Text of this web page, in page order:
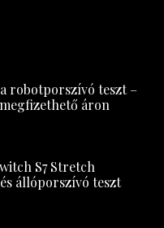
robotporszívó teszt –
áron
S7 Stretch
állóporszívó teszt